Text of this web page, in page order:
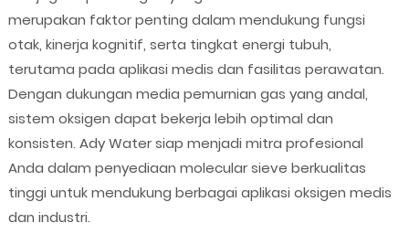
merupakan faktor penting dalam mendukung fungsi
otak, kinerja kognitif, serta tingkat energi tubuh,
terutama pada aplikasi medis dan fasilitas perawatan.
Dengan dukungan media pemurnian gas yang andal,
sistem oksigen dapat bekerja lebih optimal dan
konsisten. Ady Water siap menjadi mitra profesional
Anda dalam penyediaan molecular sieve berkualitas
tinggi untuk mendukung berbagai aplikasi oksigen medis
dan industri.